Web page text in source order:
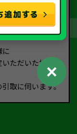
お引取り
に
いただいた場所ま
引取に伺います。
✕